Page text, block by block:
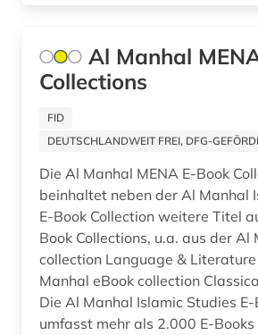
literatur (2)
manuskript (1)
medizingeschichte (1)
mena-region (1)
mittelasien (5)
Al Manhal
Collections
FID
DEUTSCHLANDWEIT FREI, DFG-
Die Al Manhal MENA E-Book
beinhaltet neben der Al Manhal
E-Book Collection weitere Titel
Book Collections, u.a. aus der Al
collection Language &
Manhal eBook collection
Die Al Manhal Islamic Studies
umfasst mehr als 2.000 E-